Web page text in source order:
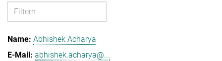
Abhishek Acharya
abhishek.acharya@...